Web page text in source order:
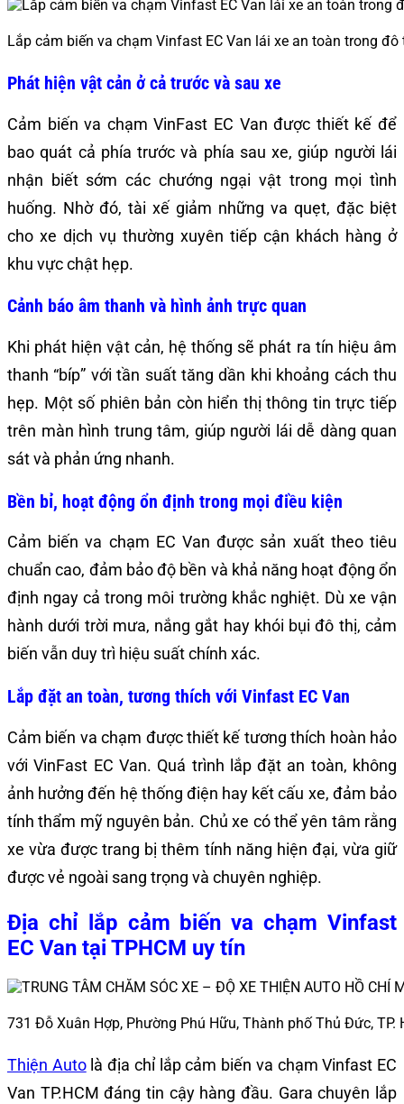
Lắp cảm biến va chạm Vinfast EC Van lái xe an toàn trong đô
Phát hiện vật cản ở cả trước và sau xe
Cảm biến va chạm VinFast EC Van được thiết kế để
bao quát cả phía trước và phía sau xe, giúp người lái
nhận biết sớm các chướng ngại vật trong mọi tình
huống. Nhờ đó, tài xế giảm những va quẹt, đặc biệt
cho xe dịch vụ thường xuyên tiếp cận khách hàng ở
khu vực chật hẹp.
Cảnh báo âm thanh và hình ảnh trực quan
Khi phát hiện vật cản, hệ thống sẽ phát ra tín hiệu âm
thanh “bíp” với tần suất tăng dần khi khoảng cách thu
hẹp. Một số phiên bản còn hiển thị thông tin trực tiếp
trên màn hình trung tâm, giúp người lái dễ dàng quan
sát và phản ứng nhanh.
Bền bỉ, hoạt động ổn định trong mọi điều kiện
Cảm biến va chạm EC Van được sản xuất theo tiêu
chuẩn cao, đảm bảo độ bền và khả năng hoạt động ổn
định ngay cả trong môi trường khắc nghiệt. Dù xe vận
hành dưới trời mưa, nắng gắt hay khói bụi đô thị, cảm
biến vẫn duy trì hiệu suất chính xác.
Lắp đặt an toàn, tương thích với Vinfast EC Van
Cảm biến va chạm được thiết kế tương thích hoàn hảo
với VinFast EC Van. Quá trình lắp đặt an toàn, không
ảnh hưởng đến hệ thống điện hay kết cấu xe, đảm bảo
tính thẩm mỹ nguyên bản. Chủ xe có thể yên tâm rằng
xe vừa được trang bị thêm tính năng hiện đại, vừa giữ
được vẻ ngoài sang trọng và chuyên nghiệp.
Địa chỉ lắp cảm biến va chạm Vinfast
EC Van tại TPHCM uy tín
731 Đỗ Xuân Hợp, Phường Phú Hữu, Thành phố Thủ Đức, TP.
Thiện Autolà địa chỉ lắp cảm biến va chạm Vinfast EC
Van TP.HCM đáng tin cậy hàng đầu. Gara chuyên lắp